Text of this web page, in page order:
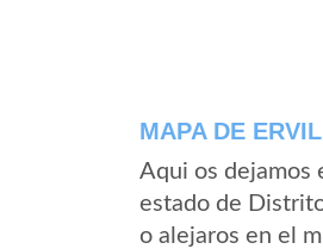
MAPA DE
Aqui os dejamos
estado de
o alejaros en el